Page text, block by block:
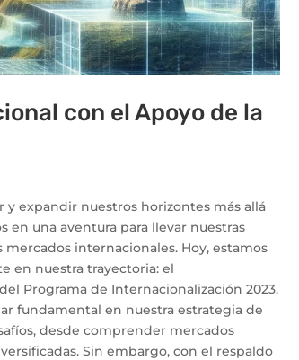
con el Apoyo de la
expandir nuestros horizontes más allá
en una aventura para llevar nuestras
internacionales. Hoy, estamos
en nuestra trayectoria: el
Programa de Internacionalización 2023.
fundamental en nuestra estrategia de
desde comprender mercados
Sin embargo, con el respaldo